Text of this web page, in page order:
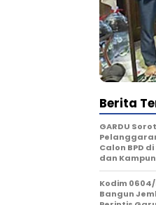
Berita
GARDU
Calon BPD
dan
Kodim
Bangun